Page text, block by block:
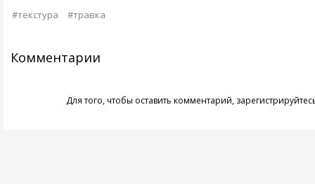
#текстура #травка
Комментарии
Для того, чтобы оставить комментарий,